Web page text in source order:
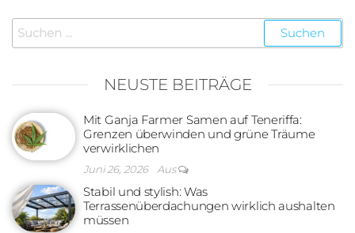
Suchen
nach:
NEUSTE BEITRÄGE
Mit Ganja Farmer Samen auf Teneriffa:
Grenzen überwinden und grüne Träume
verwirklichen
Juni 26, 2026 Aus
Stabil und stylish: Was
Terrassenüberdachungen wirklich aushalten
müssen